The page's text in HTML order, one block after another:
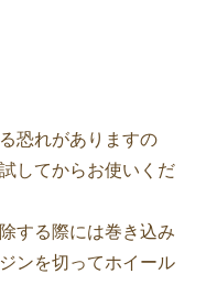
恐れがありますの
してからお使いくだ
する際には巻き込み
ンを切ってホイール